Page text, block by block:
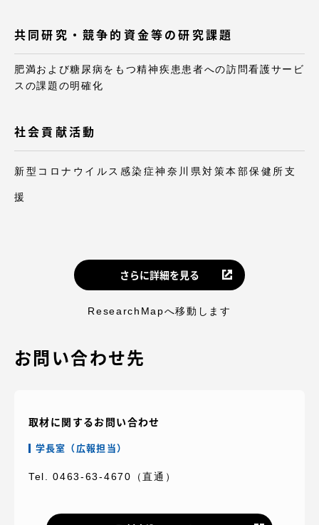
共同研究・競争的資金等の研究課題
肥満および糖尿病をもつ精神疾患患者への訪問看護サービ
スの課題の明確化
社会貢献活動
新型コロナウイルス感染症神奈川県対策本部保健所支
援
さらに詳細を見る
ResearchMapへ移動します
お問い合わせ先
取材に関するお問い合わせ
学長室（広報担当）
Tel. 0463-63-4670（直通）
資料請求